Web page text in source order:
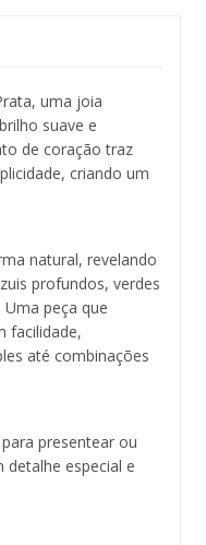
uma joia
suave e
de coração traz
criando um
natural, revelando
profundos, verdes
peça que
facilidade,
até combinações
presentear ou
detalhe especial e